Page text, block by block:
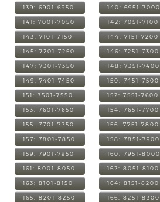
139: 6901-6950 140: 6951-7000
141: 7001-7050 142: 7051-7100
143: 7101-7150 144: 7151-7200
145: 7201-7250 146: 7251-7300
147: 7301-7350 148: 7351-7400
149: 7401-7450 150: 7451-7500
151: 7501-7550 152: 7551-7600
153: 7601-7650 154: 7651-7700
155: 7701-7750 156: 7751-7800
157: 7801-7850 158: 7851-7900
159: 7901-7950 160: 7951-8000
161: 8001-8050 162: 8051-8100
163: 8101-8150 164: 8151-8200
165: 8201-8250 166: 8251-8300